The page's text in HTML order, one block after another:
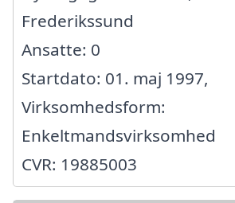
Frederikssund
Ansatte: 0
Startdato: 01. maj 1997,
Virksomhedsform:
Enkeltmandsvirksomhed
CVR: 19885003